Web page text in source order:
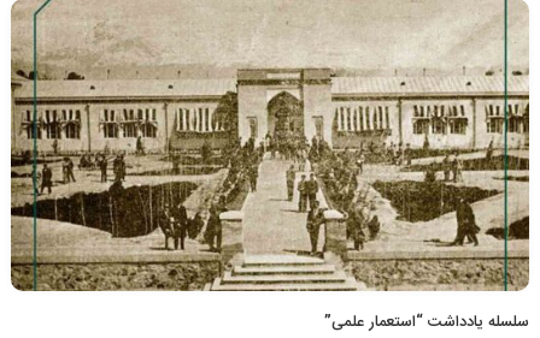
سلسله یادداشت “استعمار علمی”